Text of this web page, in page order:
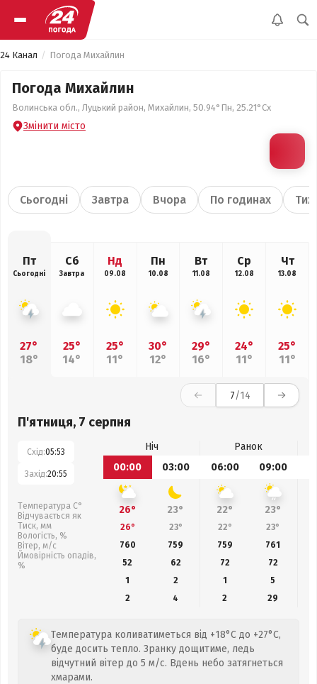
24 Канал Погода Михайлин
Погода Михайлин
Волинська обл., Луцький район, Михайлин, 50.94°Пн, 25.21°Сх
Змінити місто
Сьогодні Завтра Вчора По годинах
Пт
Сьогодні
27°
18°
Сб
Завтра
25°
14°
Нд
09.08
25°
11°
Пн
10.08
30°
12°
Вт
11.08
29°
16°
Ср
12.08
24°
11°
Чт
13.08
25°
11°
7/14
П'ятниця, 7 серпня
Схід:05:53
Захід:20:55
Температура С°
Відчувається як
Тиск, мм
Вологість, %
Вітер, м/с
Ймовірність опадів,
%
Ніч
Ранок
00:00
03:00 06:00 09:00
26° 23° 22° 23°
26° 23° 22° 23°
760
759 759 761
52
62 72 72
1
2 1
5
2
4 2 29
Температура коливатиметься від +18°C до +27°C,
буде досить тепло. Зранку дощитиме, ледь
відчутний вітер до 5 м/с. Вдень небо затягнеться
хмарами.